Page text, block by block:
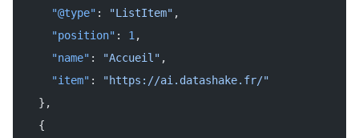
      "@type"
: "ListItem" ,
      "position"
: 1 ,
      "name"
: "Accueil" ,
      "item"
:
"https://ai.datashake.fr/"
    },
    {